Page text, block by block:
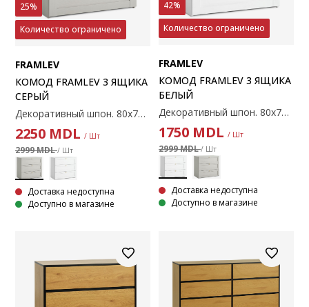
25%
Количество ограничено
FRAMLEV
КОМОД FRAMLEV 3 ЯЩИКА
СЕРЫЙ
Декоративный шпон. 80х73х46 см
2250 MDL / Шт
2999 MDL/ Шт
Доставка недоступна
Доступно в магазине
42%
Количество ограничено
FRAMLEV
КОМОД FRAMLEV 3 ЯЩИКА
БЕЛЫЙ
Декоративный шпон. 80х73х46 см
1750 MDL / Шт
2999 MDL/ Шт
Доставка недоступна
Доступно в магазине